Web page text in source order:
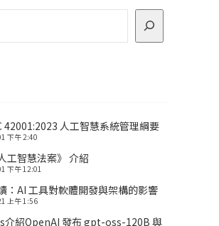
42001:2023 人工智慧系統管理綱要
下午 2:40
工智慧法案》 介紹
下午 12:01
：AI 工具對軟體開發與架構的影響
上午 1:56
紹OpenAI 發布 gpt-oss-120B 與